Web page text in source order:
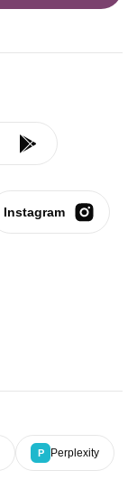
Instagram
P Perplexity